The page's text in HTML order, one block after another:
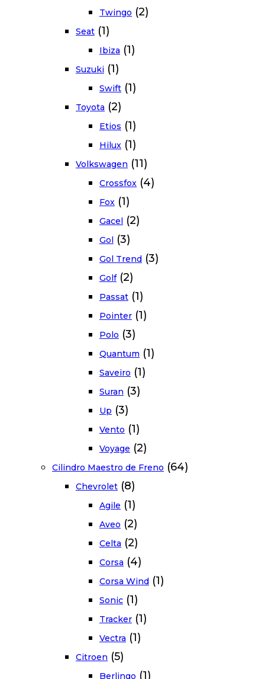
Twingo (2)
Seat (1)
Ibiza (1)
Suzuki (1)
Swift (1)
Toyota (2)
Etios (1)
Hilux (1)
Volkswagen (11)
Crossfox (4)
Fox (1)
Gacel (2)
Gol (3)
Gol Trend (3)
Golf (2)
Passat (1)
Pointer (1)
Polo (3)
Quantum (1)
Saveiro (1)
Suran (3)
Up (3)
Vento (1)
Voyage (2)
Cilindro Maestro de Freno (64)
Chevrolet (8)
Agile (1)
Aveo (2)
Celta (2)
Corsa (4)
Corsa Wind (1)
Sonic (1)
Tracker (1)
Vectra (1)
Citroen (5)
Berlingo (1)